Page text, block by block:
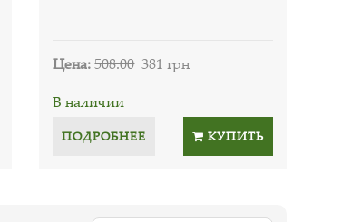
Цена:508.00 381 грн
В наличии
ПОДРОБНЕЕ КУПИТЬ